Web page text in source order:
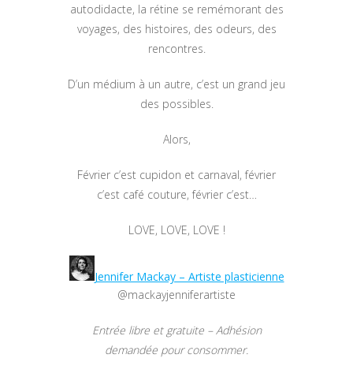
autodidacte, la rétine se remémorant des
voyages, des histoires, des odeurs, des
rencontres.
D’un médium à un autre, c’est un grand jeu
des possibles.
Alors,
Février c’est cupidon et carnaval, février
c’est café couture, février c’est…
LOVE, LOVE, LOVE !
Jennifer Mackay – Artiste plasticienne
@‌mackayjenniferartiste
Entrée libre et gratuite – Adhésion
demandée pour consommer.